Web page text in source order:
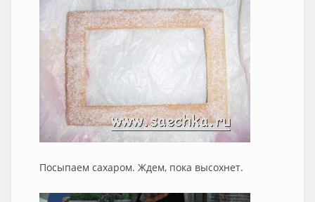
Посыпаем сахаром. Ждем, пока высохнет.